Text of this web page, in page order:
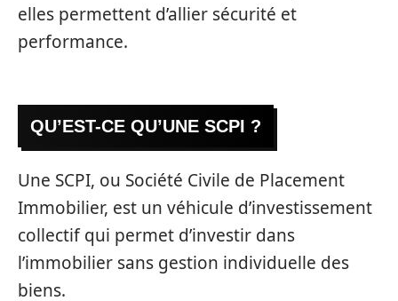
elles permettent d’allier sécurité et
performance.
QU’EST-CE QU’UNE SCPI ?
Une SCPI, ou Société Civile de Placement
Immobilier, est un véhicule d’investissement
collectif qui permet d’investir dans
l’immobilier sans gestion individuelle des
biens.